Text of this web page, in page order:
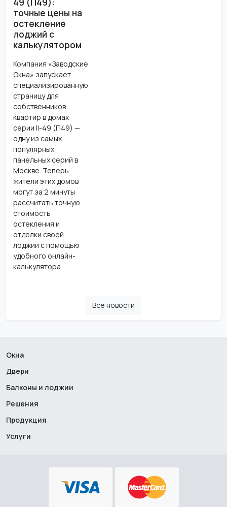
точные цены на
остекление
лоджий с
калькулятором
Компания «Заводские
Окна» запускает
специализированную
страницу для
собственников
квартир в домах
серии II-49 (П49) —
одну из самых
популярных
панельных серий в
Москве. Теперь
жители этих домов
могут за 2 минуты
рассчитать точную
стоимость
остекления и
отделки своей
лоджии с помощью
удобного онлайн-
калькулятора.
Все новости
Окна
Двери
Балконы и лоджии
Решения
Продукция
Услуги